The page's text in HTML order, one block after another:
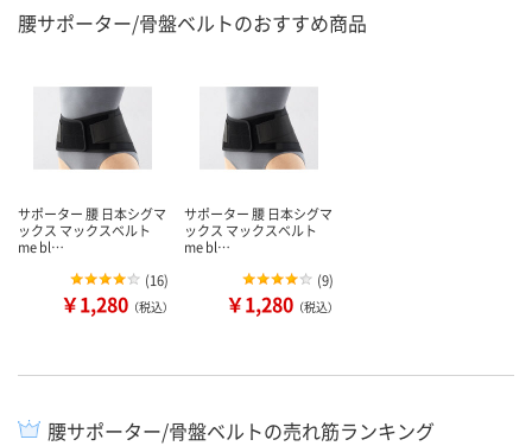
腰サポーター/骨盤ベルトのおすすめ商品
サポーター 腰 日本シグマ
ックス マックスベルト
me bl…
(16)
￥1,280 （税込）
サポーター 腰 日本シグマ
ックス マックスベルト
me bl…
(9)
￥1,280 （税込）
腰サポーター/骨盤ベルトの売れ筋ランキング